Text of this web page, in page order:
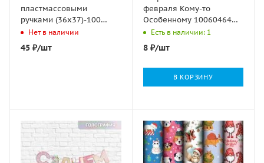
пластмассовыми
ручками (36х37)-100
Новогодняя красавица
ТИКО 10/100
Нет в наличии
45 ₽/шт
февраля Кому-то
Особенному 10060464
1/10Есть в наличии: 1
8₽/шт
В КОРЗИНУ